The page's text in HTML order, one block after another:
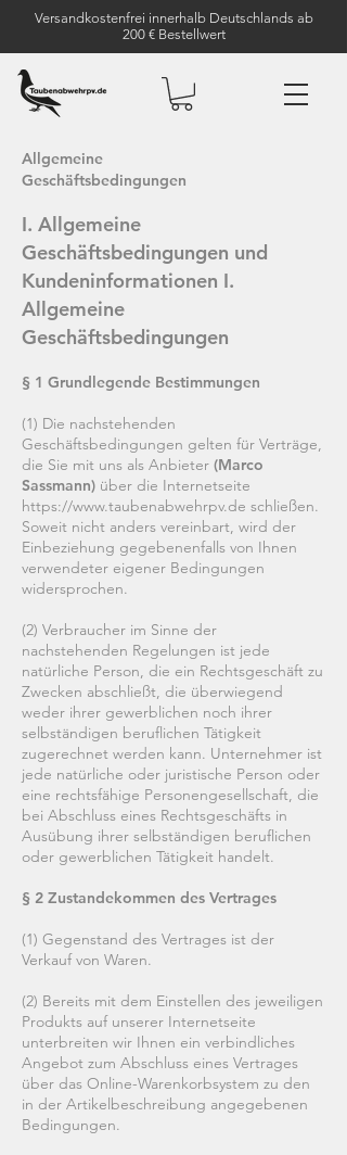
Versandkostenfrei innerhalb Deutschlands ab
200 € Bestellwert
Allgemeine
Geschäftsbedingungen
I. Allgemeine
Geschäftsbedingungen und
Kundeninformationen I.
Allgemeine
Geschäftsbedingungen
§ 1 Grundlegende Bestimmungen
(1) Die nachstehenden
Geschäftsbedingungen gelten für Verträge,
die Sie mit uns als Anbieter (Marco
Sassmann) über die Internetseite
https://www.taubenabwehrpv.de schließen.
Soweit nicht anders vereinbart, wird der
Einbeziehung gegebenenfalls von Ihnen
verwendeter eigener Bedingungen
widersprochen.
(2) Verbraucher im Sinne der
nachstehenden Regelungen ist jede
natürliche Person, die ein Rechtsgeschäft zu
Zwecken abschließt, die überwiegend
weder ihrer gewerblichen noch ihrer
selbständigen beruflichen Tätigkeit
zugerechnet werden kann. Unternehmer ist
jede natürliche oder juristische Person oder
eine rechtsfähige Personengesellschaft, die
bei Abschluss eines Rechtsgeschäfts in
Ausübung ihrer selbständigen beruflichen
oder gewerblichen Tätigkeit handelt.
§ 2 Zustandekommen des Vertrages
(1) Gegenstand des Vertrages ist der
Verkauf von Waren.
(2) Bereits mit dem Einstellen des jeweiligen
Produkts auf unserer Internetseite
unterbreiten wir Ihnen ein verbindliches
Angebot zum Abschluss eines Vertrages
über das Online-Warenkorbsystem zu den
in der Artikelbeschreibung angegebenen
Bedingungen.